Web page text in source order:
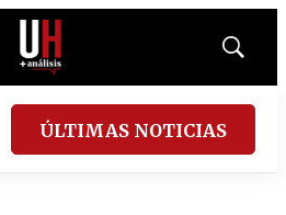
Mostrar
ÚLTIMAS NOTICIAS